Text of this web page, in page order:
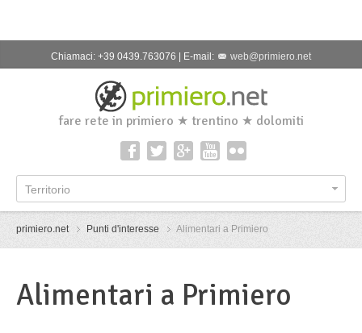
Chiamaci: +39 0439.763076 | E-mail: web@primiero.net
fare rete in primiero ★ trentino ★ dolomiti
Territorio
primiero.net Punti d'interesse Alimentari a Primiero
Alimentari a Primiero